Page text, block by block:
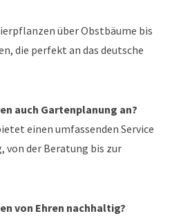
über Obstbäume bis
die perfekt an das deutsche
auch Gartenplanung an?
einen umfassenden Service
von der Beratung bis zur
von Ehren nachhaltig?